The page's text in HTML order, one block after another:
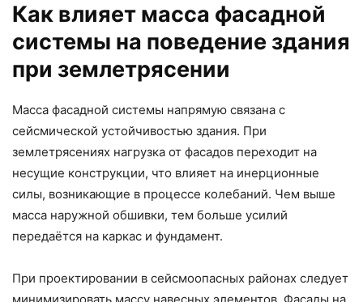
Как влияет масса фасадной
системы на поведение здания
при землетрясении
Масса фасадной системы напрямую связана с
сейсмической устойчивостью здания. При
землетрясениях нагрузка от фасадов переходит на
несущие конструкции, что влияет на инерционные
силы, возникающие в процессе колебаний. Чем выше
масса наружной обшивки, тем больше усилий
передаётся на каркас и фундамент.
При проектировании в сейсмоопасных районах следует